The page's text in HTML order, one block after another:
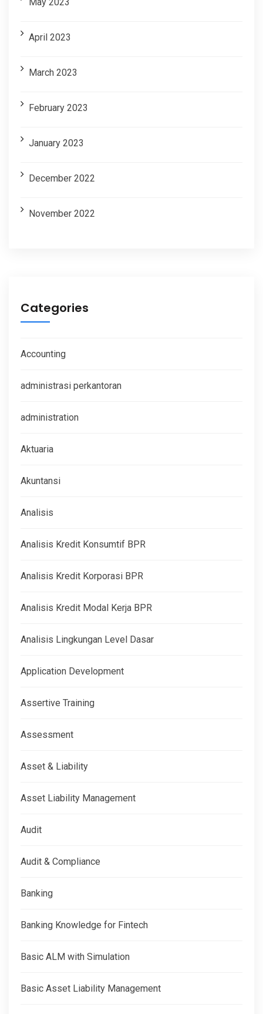
April 2023
March 2023
February 2023
January 2023
December 2022
November 2022
Categories
Accounting
administrasi perkantoran
administration
Aktuaria
Akuntansi
Analisis
Analisis Kredit Konsumtif BPR
Analisis Kredit Korporasi BPR
Analisis Kredit Modal Kerja BPR
Analisis Lingkungan Level Dasar
Application Development
Assertive Training
Assessment
Asset & Liability
Asset Liability Management
Audit
Audit & Compliance
Banking
Banking Knowledge for Fintech
Basic ALM with Simulation
Basic Asset Liability Management